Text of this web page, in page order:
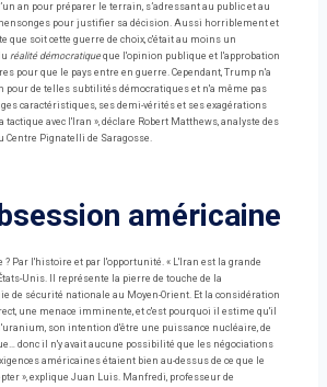
an pour préparer le terrain, s’adressant au public et au
pour justifier sa décision. Aussi horriblement et
soit cette guerre de choix, c'était au moins un
réalité démocratique que l'opinion publique et l'approbation
pour que le pays entre en guerre. Cependant, Trump n'a
pour de telles subtilités démocratiques et n'a même pas
caractéristiques, ses demi-vérités et ses exagérations
avec l'Iran », déclare Robert Matthews, analyste des
Pignatelli de Saragosse.
américaine
? Par l'histoire et par l'opportunité. « L'Iran est la grande
Unis. Il représente la pierre de touche de la
de sécurité nationale au Moyen-Orient. Et la considération
une menace imminente, et c'est pourquoi il estime qu'il
son intention d'être une puissance nucléaire, de
donc il n'y avait aucune possibilité que les négociations
américaines étaient bien au-dessus de ce que le
», explique Juan Luis. Manfredi, professeur de